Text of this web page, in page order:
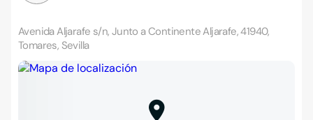
Avenida Aljarafe s/n, Junto a Continente Aljarafe, 41940,
Tomares, Sevilla